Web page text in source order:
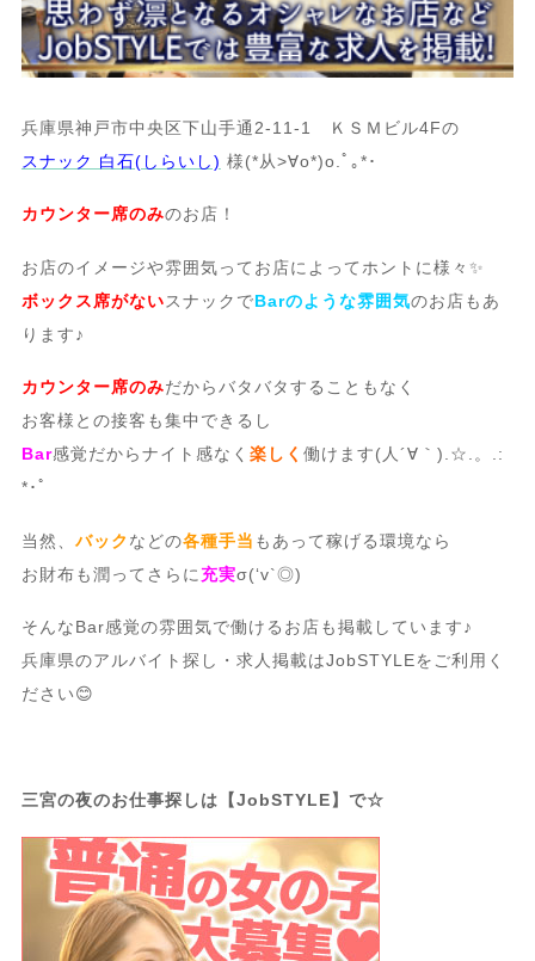
兵庫県神戸市中央区下山手通2-11-1 ＫＳＭビル4Fの
スナック 白石(しらいし) 様(*从>∀o*)o.ﾟ｡*･
カウンター席のみのお店！
お店のイメージや雰囲気ってお店によってホントに様々✨
ボックス席がないスナックでBarのような雰囲気のお店もあ
ります♪
カウンター席のみだからバタバタすることもなく
お客様との接客も集中できるし
Bar感覚だからナイト感なく 楽しく 働けます(人´∀｀).☆.。.:
*･ﾟ
当然、 バック などの各種手当 もあって稼げる環境なら
お財布も潤ってさらに充実σ(‘v`◎)
そんなBar感覚の雰囲気で働けるお店も掲載しています♪
兵庫県のアルバイト探し・求人掲載はJobSTYLEをご利用く
ださい😊
三宮の夜のお仕事探しは【JobSTYLE】で☆